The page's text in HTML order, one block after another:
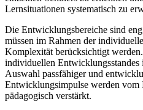
Lernsituationen systematisch zu
Die Entwicklungsbereiche sind
müssen im Rahmen der
Komplexität berücksichtigt
individuellen Entwicklungsstandes
Auswahl passfähiger und
Entwicklungsimpulse werden vom
pädagogisch verstärkt.